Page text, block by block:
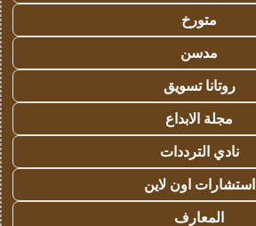
متورخ
مدسن
روتانا تسويق
مجلة الابداع
نادي الترددات
استشارات اون لاين
المعارف